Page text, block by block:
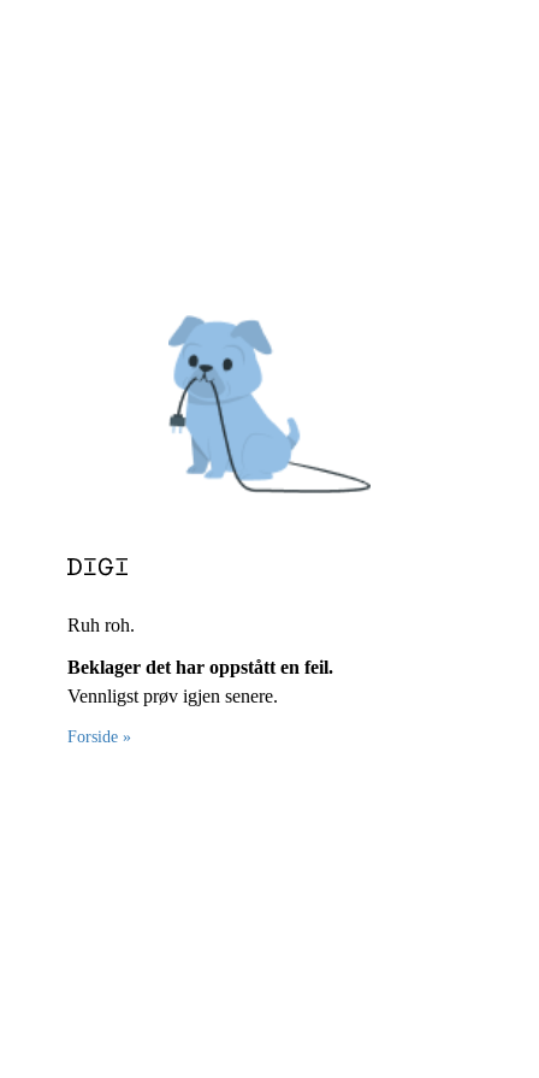
Ruh roh.
Beklager det har oppstått en feil.
Vennligst prøv igjen senere.
Forside »